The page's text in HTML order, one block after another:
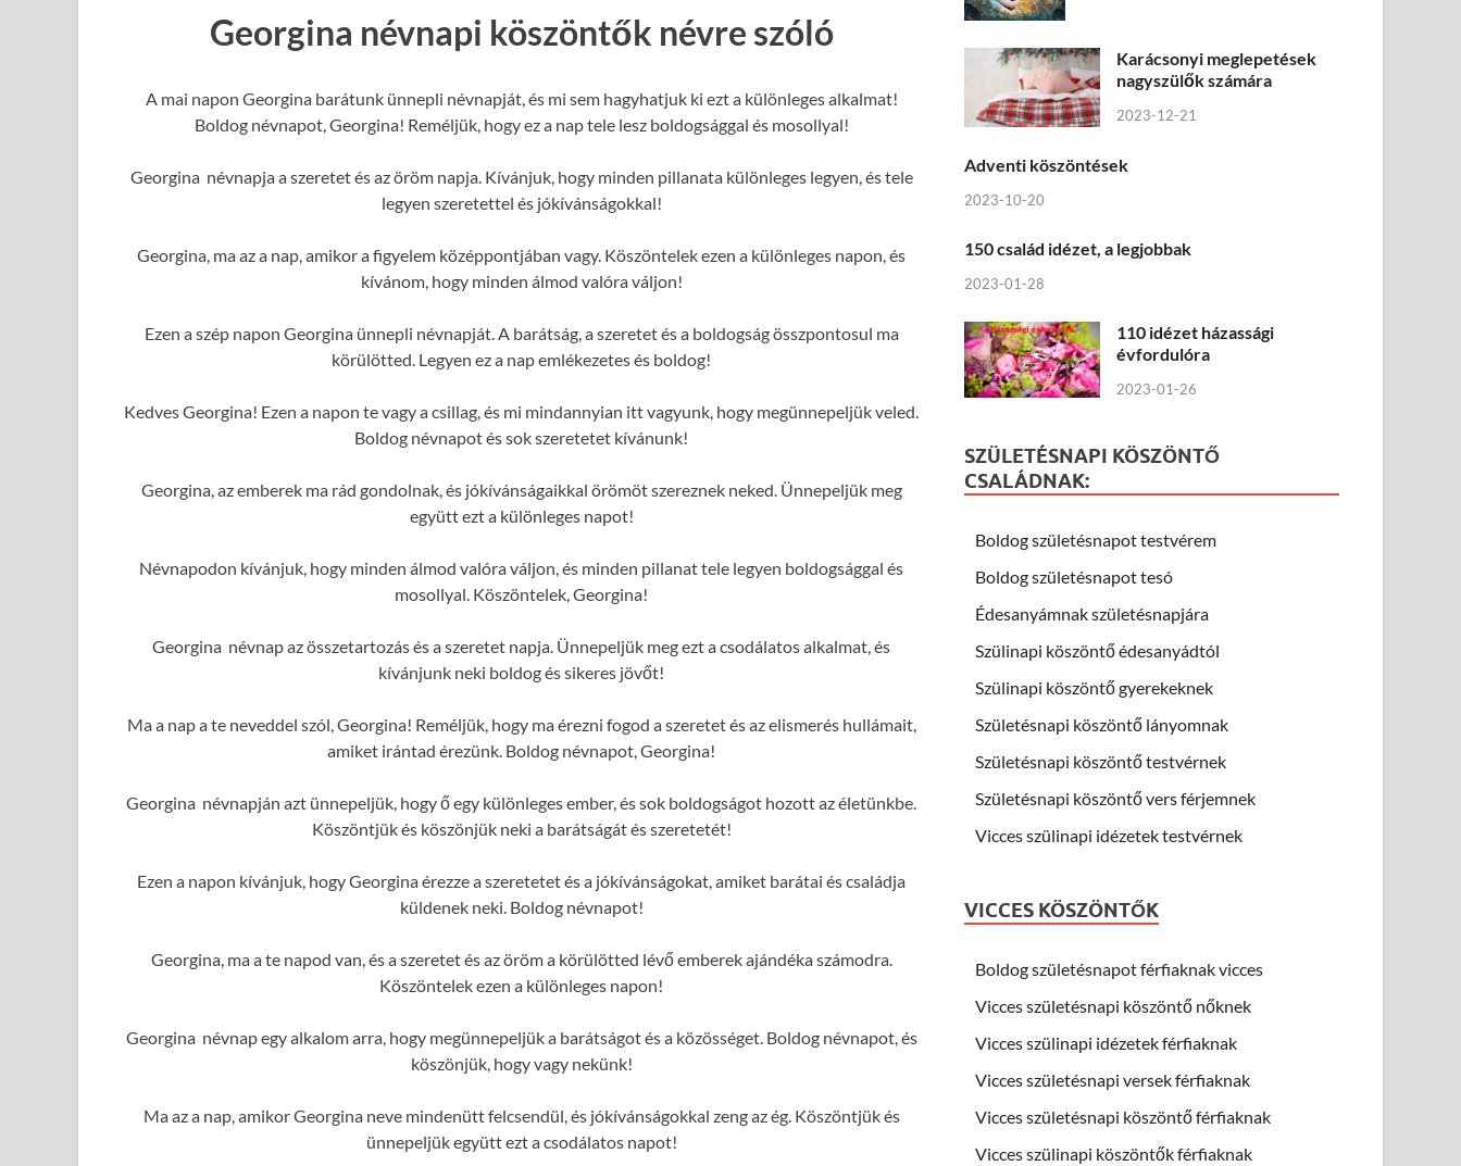
Georgina névnapi köszöntők névre szóló
A mai napon Georgina barátunk ünnepli névnapját, és mi sem hagyhatjuk ki ezt a különleges alkalmat!
Boldog névnapot, Georgina! Reméljük, hogy ez a nap tele lesz boldogsággal és mosollyal!
Georgina névnapja a szeretet és az öröm napja. Kívánjuk, hogy minden pillanata különleges legyen, és tele
legyen szeretettel és jókívánságokkal!
Georgina, ma az a nap, amikor a figyelem középpontjában vagy. Köszöntelek ezen a különleges napon, és
kívánom, hogy minden álmod valóra váljon!
Ezen a szép napon Georgina ünnepli névnapját. A barátság, a szeretet és a boldogság összpontosul ma
körülötted. Legyen ez a nap emlékezetes és boldog!
Kedves Georgina! Ezen a napon te vagy a csillag, és mi mindannyian itt vagyunk, hogy megünnepeljük veled.
Boldog névnapot és sok szeretetet kívánunk!
Georgina, az emberek ma rád gondolnak, és jókívánságaikkal örömöt szereznek neked. Ünnepeljük meg
együtt ezt a különleges napot!
Névnapodon kívánjuk, hogy minden álmod valóra váljon, és minden pillanat tele legyen boldogsággal és
mosollyal. Köszöntelek, Georgina!
Georgina névnap az összetartozás és a szeretet napja. Ünnepeljük meg ezt a csodálatos alkalmat, és
kívánjunk neki boldog és sikeres jövőt!
Ma a nap a te neveddel szól, Georgina! Reméljük, hogy ma érezni fogod a szeretet és az elismerés hullámait,
amiket irántad érezünk. Boldog névnapot, Georgina!
Georgina névnapján azt ünnepeljük, hogy ő egy különleges ember, és sok boldogságot hozott az életünkbe.
Köszöntjük és köszönjük neki a barátságát és szeretetét!
Ezen a napon kívánjuk, hogy Georgina érezze a szeretetet és a jókívánságokat, amiket barátai és családja
küldenek neki. Boldog névnapot!
Georgina, ma a te napod van, és a szeretet és az öröm a körülötted lévő emberek ajándéka számodra.
Köszöntelek ezen a különleges napon!
Georgina névnap egy alkalom arra, hogy megünnepeljük a barátságot és a közösséget. Boldog névnapot, és
köszönjük, hogy vagy nekünk!
Ma az a nap, amikor Georgina neve mindenütt felcsendül, és jókívánságokkal zeng az ég. Köszöntjük és
ünnepeljük együtt ezt a csodálatos napot!
Karácsonyi meglepetések
nagyszülők számára
2023-12-21
Adventi köszöntések
2023-10-20
150 család idézet, a legjobbak
2023-01-28
110 idézet házassági
évfordulóra
2023-01-26
SZÜLETÉSNAPI KÖSZÖNTŐ
CSALÁDNAK:
Boldog születésnapot testvérem
Boldog születésnapot tesó
Édesanyámnak születésnapjára
Szülinapi köszöntő édesanyádtól
Szülinapi köszöntő gyerekeknek
Születésnapi köszöntő lányomnak
Születésnapi köszöntő testvérnek
Születésnapi köszöntő vers férjemnek
Vicces szülinapi idézetek testvérnek
VICCES KÖSZÖNTŐK
Boldog születésnapot férfiaknak vicces
Vicces születésnapi köszöntő nőknek
Vicces szülinapi idézetek férfiaknak
Vicces születésnapi versek férfiaknak
Vicces születésnapi köszöntő férfiaknak
Vicces szülinapi köszöntők férfiaknak